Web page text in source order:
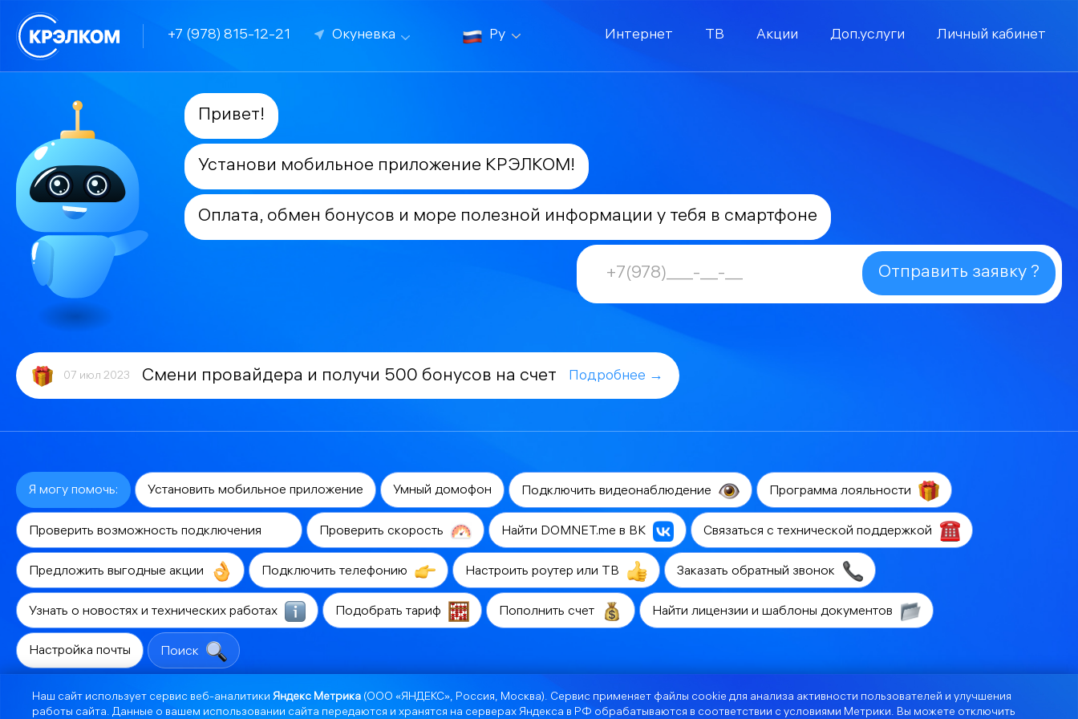
+7 (978) 815-12-21 Окуневка Ру Интернет ТВ Акции Доп.услуги Личный кабинет
Привет!
Установи мобильное приложение КРЭЛКОМ!
Оплата, обмен бонусов и море полезной информации у тебя в смартфоне
Отправить заявку ?
07 июл 2023 Смени провайдера и получи 500 бонусов на счет Подробнее →
Я могу помочь: Установить мобильное приложение Умный домофон Подключить видеонаблюдение Программа лояльности
Проверить возможность подключения Проверить скорость Найти DOMNET.me в ВК Связаться с технической поддержкой
Предложить выгодные акции Подключить телефонию Настроить роутер или ТВ Заказать обратный звонок
Узнать о новостях и технических работах Подобрать тариф Пополнить счет Найти лицензии и шаблоны документов
Настройка почты Поиск
Наш сайт использует сервис веб-аналитики Яндекс Метрика (ООО «ЯНДЕКС», Россия, Москва). Сервис применяет файлы cookie для анализа активности пользователей и улучшения
работы сайта. Данные о вашем использовании сайта передаются и хранятся на серверах Яндекса в РФ обрабатываются в соответствии с условиями Метрики. Вы можете отключить